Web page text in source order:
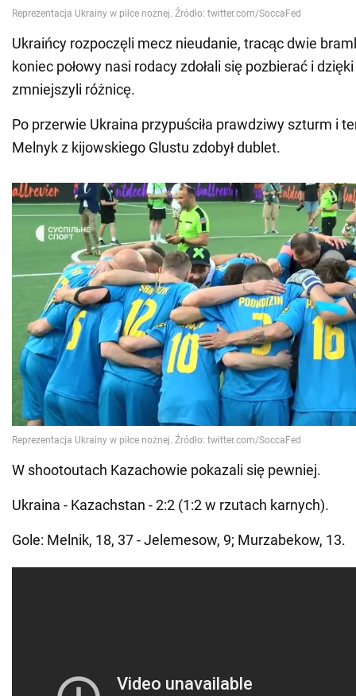
Ukraińcy rozpoczęli mecz nieudanie, tracąc dwie
koniec połowy nasi rodacy zdołali się pozbierać i
zmniejszyli różnicę.
Po przerwie Ukraina przypuściła prawdziwy szturm i
Melnyk z kijowskiego Glustu zdobył dublet.
W shootoutach Kazachowie pokazali się pewniej.
Ukraina - Kazachstan - 2:2 (1:2 w rzutach karnych).
Gole: Melnik, 18, 37 - Jelemesow, 9; Murzabekow, 13.